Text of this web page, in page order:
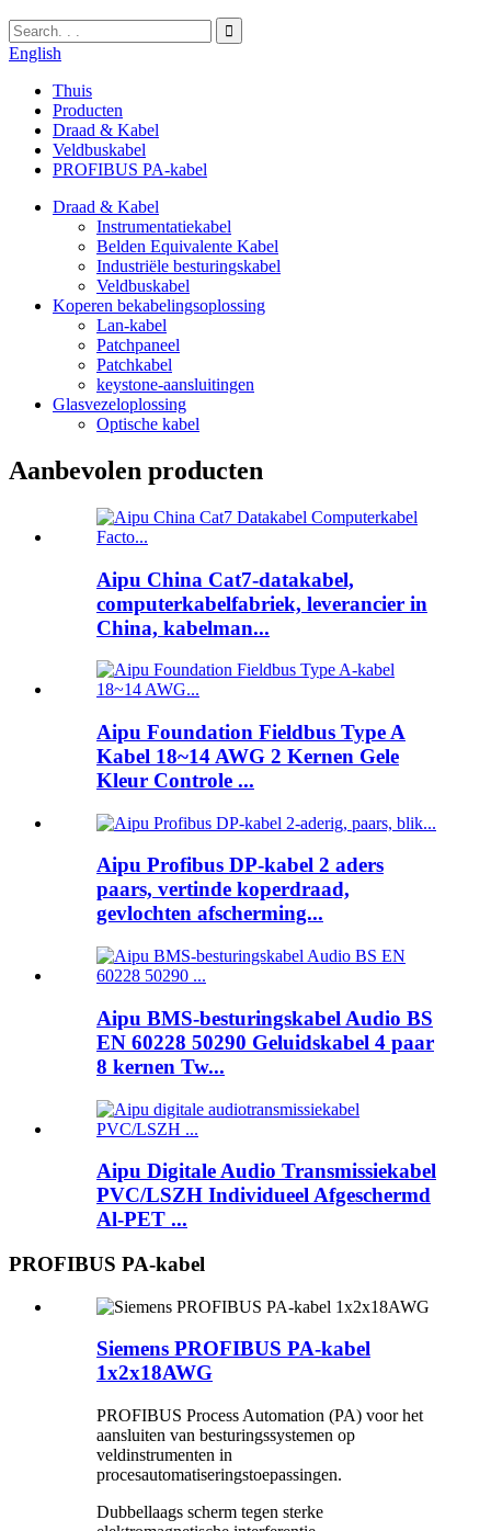
English
Thuis
Producten
Draad & Kabel
Veldbuskabel
PROFIBUS PA-kabel
Draad & Kabel
Instrumentatiekabel
Belden Equivalente Kabel
Industriële besturingskabel
Veldbuskabel
Koperen bekabelingsoplossing
Lan-kabel
Patchpaneel
Patchkabel
keystone-aansluitingen
Glasvezeloplossing
Optische kabel
Aanbevolen producten
Aipu China Cat7-datakabel,
computerkabelfabriek, leverancier in
China, kabelman...
Aipu Foundation Fieldbus Type A
Kabel 18~14 AWG 2 Kernen Gele
Kleur Controle ...
Aipu Profibus DP-kabel 2 aders
paars, vertinde koperdraad,
gevlochten afscherming...
Aipu BMS-besturingskabel Audio BS
EN 60228 50290 Geluidskabel 4 paar
8 kernen Tw...
Aipu Digitale Audio Transmissiekabel
PVC/LSZH Individueel Afgeschermd
Al-PET ...
PROFIBUS PA-kabel
Siemens PROFIBUS PA-kabel
1x2x18AWG
PROFIBUS Process Automation (PA) voor het
aansluiten van besturingssystemen op
veldinstrumenten in
procesautomatiseringstoepassingen.
Dubbellaags scherm tegen sterke